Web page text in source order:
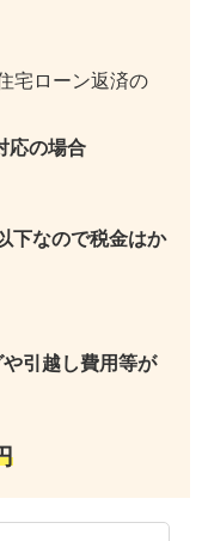
住宅ローン返済の
応の場合
下なので税金はか
引越し費用等が